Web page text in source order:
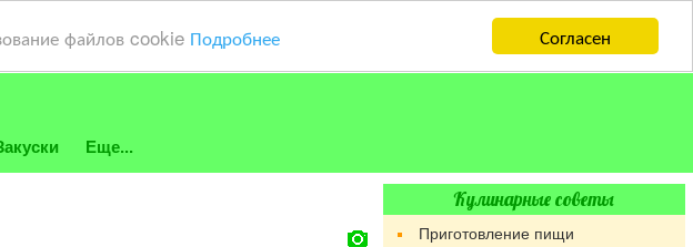
Согласен
файлов cookie Подробнее
Еще...
Кулинарные советы
Приготовление пищи